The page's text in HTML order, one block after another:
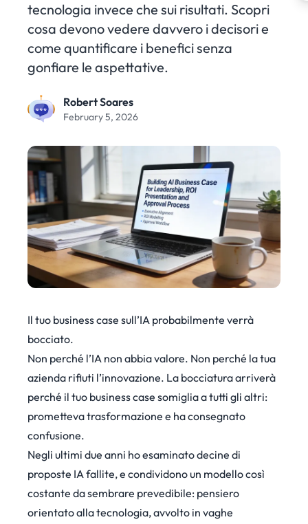
tecnologia invece che sui risultati. Scopri
cosa devono vedere davvero i decisori e
come quantificare i benefici senza
gonfiare le aspettative.
Robert Soares
February 5, 2026
Il tuo business case sull’IA probabilmente verrà
bocciato.
Non perché l’IA non abbia valore. Non perché la tua
azienda rifiuti l’innovazione. La bocciatura arriverà
perché il tuo business case somiglia a tutti gli altri:
prometteva trasformazione e ha consegnato
confusione.
Negli ultimi due anni ho esaminato decine di
proposte IA fallite, e condividono un modello così
costante da sembrare prevedibile: pensiero
orientato alla tecnologia, avvolto in vaghe